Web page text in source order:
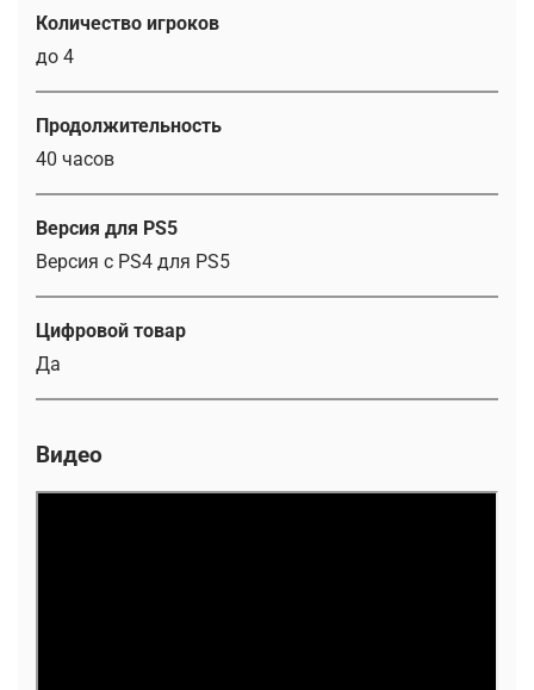
Количество игроков
до 4
Продолжительность
40 часов
Версия для PS5
Версия с PS4 для PS5
Цифровой товар
Да
Видео